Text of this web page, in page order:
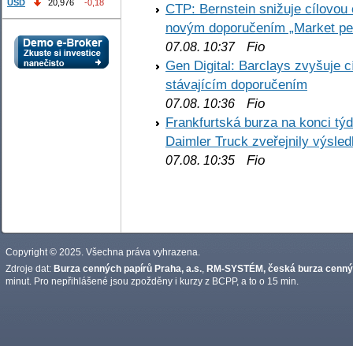
CTP: Bernstein snižuje
novým doporučením „Market
07.08. 10:37Fio
Gen Digital: Barclays zvyšuje
stávajícím doporučením
07.08. 10:36 Fio
Frankfurtská burza na konci
Daimler Truck zveřejnily
07.08. 10:35 Fio
USD
20,976 -0,18
Copyright © 2025. Všechna práva vyhrazena.
Zdroje dat: Burza cenných papírů Praha, a.s. RM-SYSTÉM, česká burza
minut. Pro nepřihlášené jsou zpožděny i kurzy z BCPP, a to o 15 min.